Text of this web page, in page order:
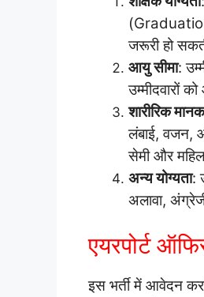
जरूरी हो
आयु सीमा:
उम्मीदवारों
शारीरिक मानक
लंबाई, वजन,
सेमी और
अन्य योग्यता:
अलावा,
एयरपोर्ट
इस भर्ती में आवेदन